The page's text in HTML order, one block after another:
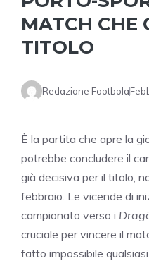
MATCH CHE
TITOLO
Redazione Footbola
È la partita che apre la
potrebbe concludere il
già decisiva per il titolo,
febbraio. Le vicende di
campionato verso i
cruciale per vincere il
fatto impossibile